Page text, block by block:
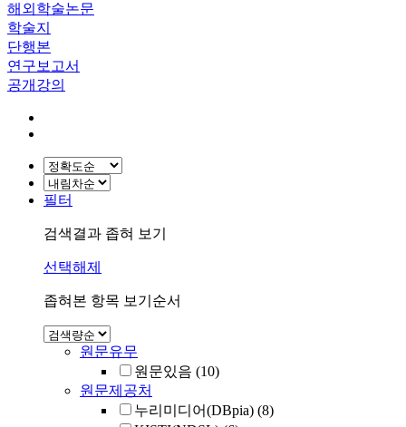
해외학술논문
학술지
단행본
연구보고서
공개강의
필터
검색결과 좁혀 보기
선택해제
좁혀본 항목 보기순서
원문유무
원문있음 (10)
원문제공처
누리미디어(DBpia) (8)